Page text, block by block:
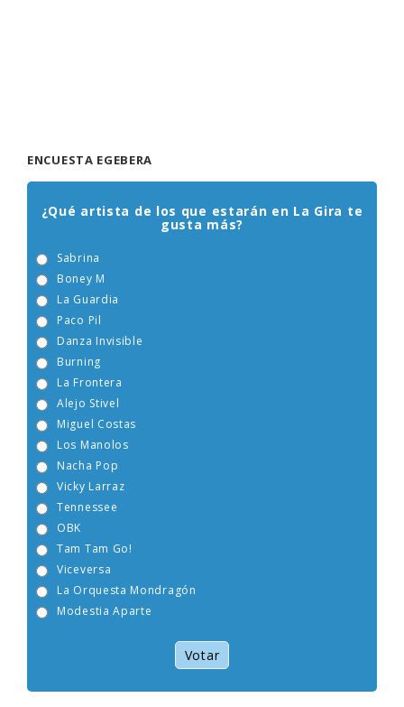
¿Qué artista de los que estarán en La Gira te
gusta más?
Boney M
Burning
Alejo Stivel
Miguel Costas
Nacha Pop
Vicky Larraz
La Orquesta Mondragón
Modestia Aparte
Votar